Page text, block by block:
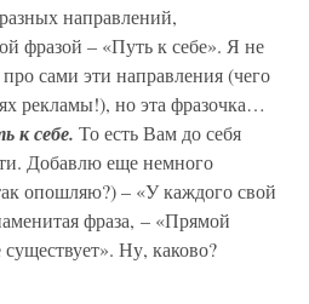
направлений,
фразой – «Путь к себе». Я не
сами эти направления (чего
рекламы!), но эта фразочка…
к себе. То есть Вам до себя
Добавлю еще немного
опошляю?) – «У каждого свой
фраза, – «Прямой
Ну, каково?